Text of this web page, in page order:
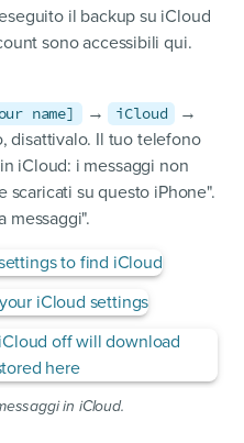
il backup su iCloud
sono accessibili qui.
name] → iCloud →
disattivalo. Il tuo telefono
iCloud: i messaggi non
scaricati su questo iPhone".
messaggi".
in iCloud.